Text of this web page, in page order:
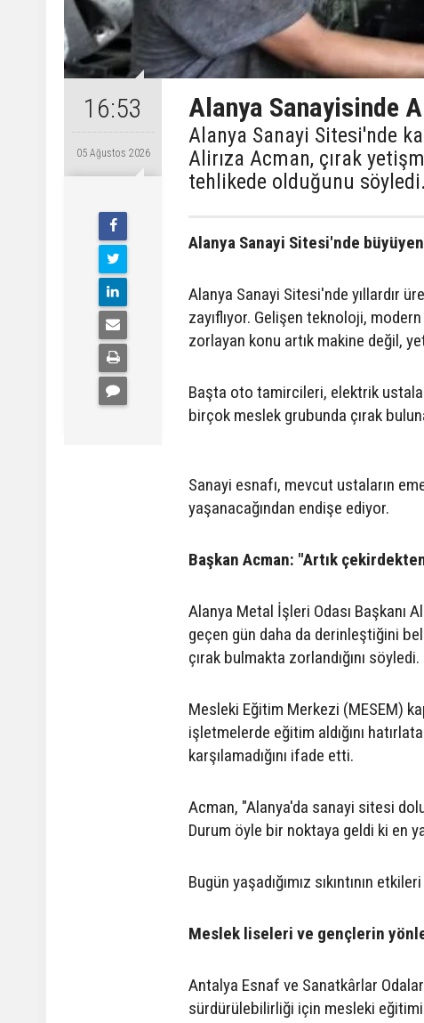
16:53
05 Ağustos 2026
Alanya Sanayisinde
Alanya Sanayi Sitesi'nde
Alirıza Acman, çırak
tehlikede olduğunu söyledi.
Alanya Sanayi Sitesi'nde
Alanya Sanayi Sitesi'nde yıllardır
zayıflıyor. Gelişen teknoloji,
zorlayan konu artık makine değil,
Başta oto tamircileri, elektrik
birçok meslek grubunda çırak
Sanayi esnafı, mevcut ustaların
yaşanacağından endişe ediyor.
Başkan Acman: "Artık
Alanya Metal İşleri Odası Başkanı
geçen gün daha da derinleştiğini
çırak bulmakta zorlandığını söyledi.
Mesleki Eğitim Merkezi (MESEM)
işletmelerde eğitim aldığını
karşılamadığını ifade etti.
Acman, "Alanya'da sanayi sitesi
Durum öyle bir noktaya geldi ki en
Bugün yaşadığımız sıkıntının
Meslek liseleri ve gençlerin
Antalya Esnaf ve Sanatkârlar
sürdürülebilirliği için mesleki